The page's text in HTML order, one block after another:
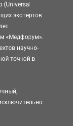
(Universal
экспертов
«Медфорум».
научно-
точкой в